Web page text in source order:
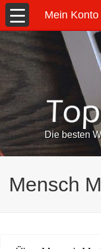
Mein Konto
Die besten
Mensch